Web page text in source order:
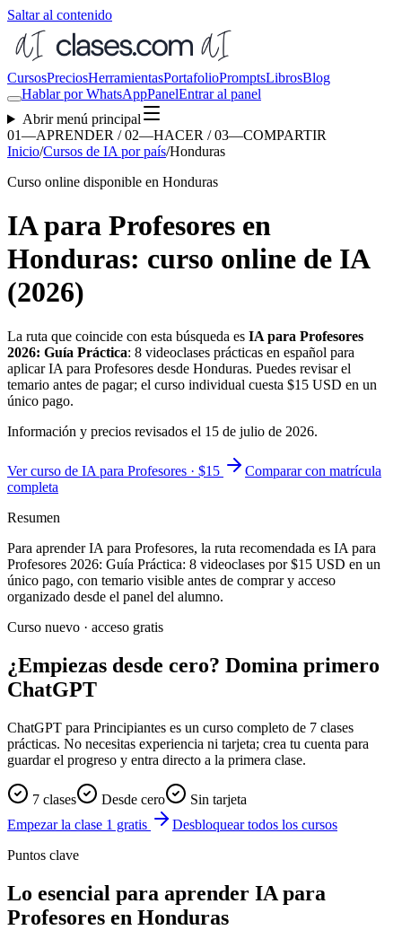
Saltar al contenido
CursosPreciosHerramientasPortafolioPromptsLibrosBlog
Hablar por WhatsAppPanelEntrar al panel
Abrir menú principal
01—APRENDER / 02—HACER / 03—COMPARTIR
Inicio/Cursos de IA por país/Honduras
Curso online disponible en Honduras
IA para Profesores en
Honduras: curso online de IA
(2026)
La ruta que coincide con esta búsqueda es IA para Profesores
2026: Guía Práctica: 8 videoclases prácticas en español para
aplicarIA para Profesores desde Honduras. Puedes revisar el
temario antes de pagar; el curso individual cuesta $15 USD en un
único pago.
Información y precios revisados el 15 de julio de 2026.
Ver curso de IA para Profesores · $15
Comparar con matrícula
completa
Resumen
Para aprenderIA para Profesores, la ruta recomendada es IA para
Profesores 2026: Guía Práctica: 8 videoclases por$15 USD en un
único pago, con temario visible antes de comprar y acceso
organizado desde el panel del alumno.
Curso nuevo · acceso gratis
¿Empiezas desde cero? Domina primero
ChatGPT
ChatGPT para Principiantes es un curso completo de 7 clases
prácticas. No necesitas experiencia ni tarjeta; crea tu cuenta para
guardar el progreso y entra directo a la primera clase.
7 clases Desde cero
Sin tarjeta
Empezar la clase 1 gratis
Desbloquear todos los cursos
Puntos clave
Lo esencial para aprender IA para
Profesores en Honduras